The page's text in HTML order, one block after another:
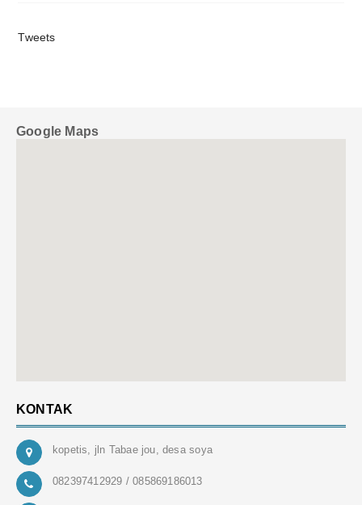
Tweets
Google Maps
KONTAK
kopetis, jln Tabae jou, desa soya
082397412929 / 085869186013